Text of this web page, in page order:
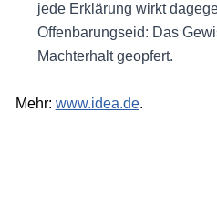
jede Erklärung wirkt
Offenbarungseid: Das
Machterhalt geopfert.
Mehr: www.idea.de.